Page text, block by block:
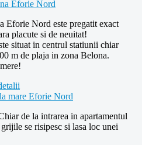
Eforie Nord
Eforie Nord este pregatit exact
placute si de neuitat!
situat in centrul statiunii chiar
m de plaja in zona Belona.
mare Eforie Nord
de la intrarea in apartamentul
se risipesc si lasa loc unei